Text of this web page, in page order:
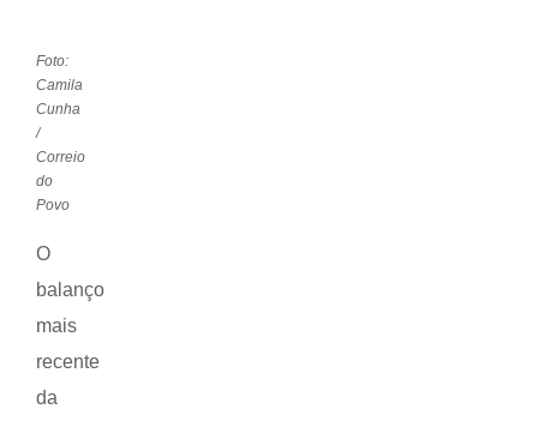
Foto:
Camila
Cunha
/
Correio
do
Povo
O
balanço
mais
recente
da